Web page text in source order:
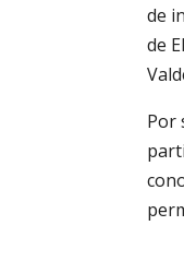
de
de
Por